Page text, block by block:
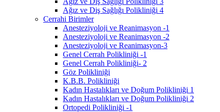
Ağız ve Diş Sağlığı Polikliniği 4
Cerrahi Birimler
Anesteziyoloji ve Reanimasyon -1
Anesteziyoloji ve Reanimasyon -2
Anesteziyoloji ve Reanimasyon-3
Genel Cerrah Polikliniği -1
Genel Cerrah Polikliniği- 2
Göz Polikliniği
K.B.B. Polikliniği
Kadın Hastalıkları ve Doğum Polikliniği 1
Kadın Hastalıkları ve Doğum Polikliniği 2
Ortopedi Polikliniği -1